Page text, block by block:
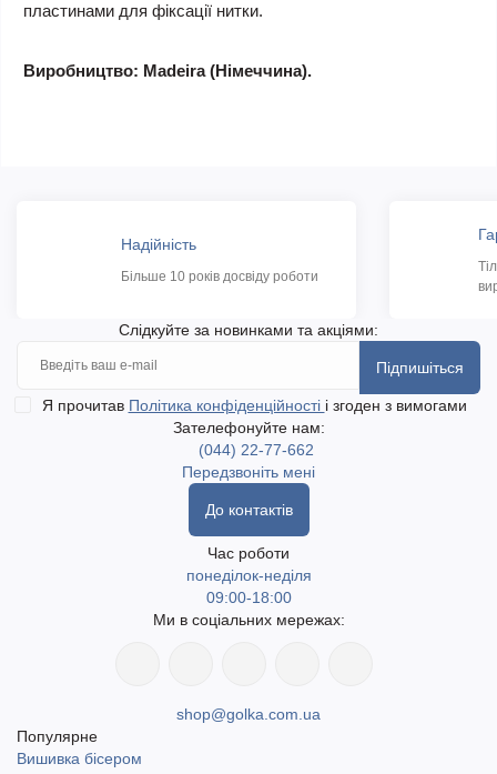
пластинами для фіксації нитки.
Виробництво: Madeira (Німеччина).
Надійність
Більше 10 років досвіду роботи
Слідкуйте за новинками та акціями:
Підпишіться
Я прочитав Політика конфіденційності і згоден з вимогами
Зателефонуйте нам:
(044) 22-77-662
Передзвоніть мені
До контактів
Час роботи
понеділок-неділя
09:00-18:00
Ми в соціальних мережах:
shop@golka.com.ua
Популярне
Вишивка бісером